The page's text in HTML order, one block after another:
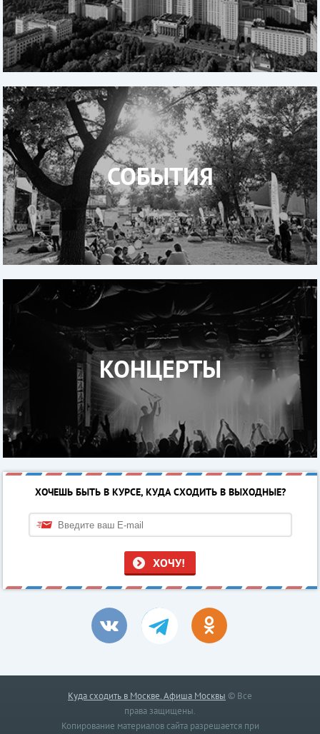
СОБЫТИЯ
КОНЦЕРТЫ
ХОЧЕШЬ БЫТЬ В КУРСЕ, КУДА СХОДИТЬ В ВЫХОДНЫЕ?
ХОЧУ!
Куда сходить в Москве. Афиша Москвы © Все
права защищены.
Копирование материалов сайта разрешается при